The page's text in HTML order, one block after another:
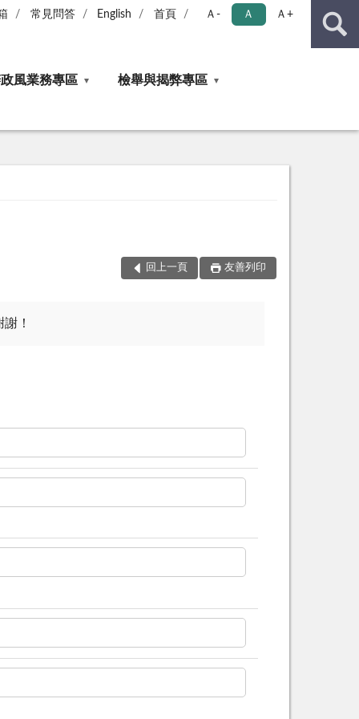
常見問答 English 首頁 Ａ- Ａ Ａ+
風業務專區 檢舉與揭弊專區
回上一頁 友善列印
！